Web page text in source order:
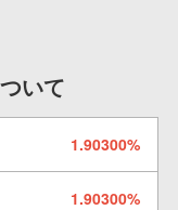
いて
1.90300%
1.90300%